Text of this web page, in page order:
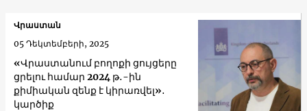
«Վրաստանում բողոքի ցույցերը
ցրելու համար 2024 թ․-ին
քիմիական զենք է կիրառվել»․
կարծիք
Վրաստան
05 Դեկտեմբերի, 2025